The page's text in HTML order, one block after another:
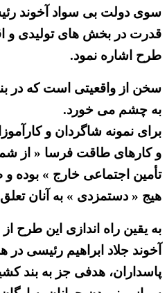
سوی دولت بی سواد آخوند
قدرت در بخش های تولیدی و
طرح اشاره نمود.
سخن از واقعیتی است که در
به چشم می خورد.
برای نمونه شاگردان و
و کارهای طاقت فرسا « از
تأمین اجتماعی خارج » بوده
هیج « دستمزدی » به آنان
به یقین راه اندازی این طرح
آخوند جلاد ابراهیم رئیسی
پاسداران، هدفی جز به بند